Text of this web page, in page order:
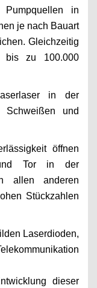
Pumpquellen in
je nach Bauart
Gleichzeitig
bis zu 100.000
in der
und
öffnen
Tor in der
allen anderen
Stückzahlen
Laserdioden,
dieser